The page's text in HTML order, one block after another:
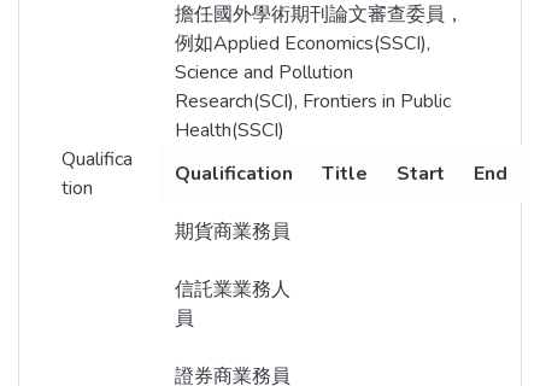
擔任國外學術期刊論文審查委員，
例如Applied Economics(SSCI),
Science and Pollution
Research(SCI), Frontiers in Public
Health(SSCI)
Qualifica
tion
Qualification Title Start End
期貨商業務員
信託業業務人
員
證券商業務員